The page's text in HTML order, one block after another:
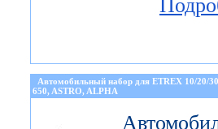
Автомобильный набор для ETREX 10/20/
650, ASTRO, ALPHA